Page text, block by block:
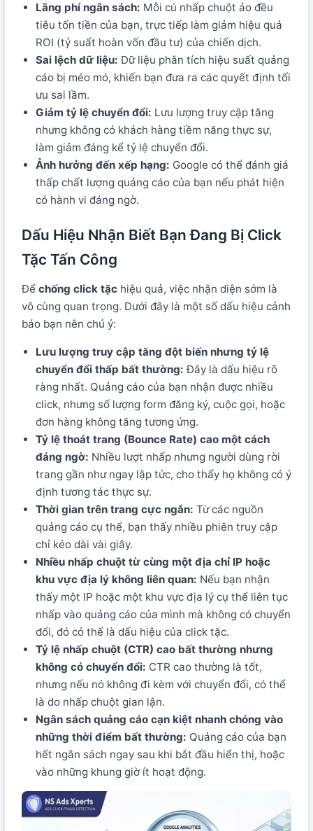
Lãng phí ngân sách: Mỗi cú nhấp chuột ảo đều
tiêu tốn tiền của bạn, trực tiếp làm giảm hiệu quả
ROI (tỷ suất hoàn vốn đầu tư) của chiến dịch.
Sai lệch dữ liệu: Dữ liệu phân tích hiệu suất quảng
cáo bị méo mó, khiến bạn đưa ra các quyết định tối
ưu sai lầm.
Giảm tỷ lệ chuyển đổi: Lưu lượng truy cập tăng
nhưng không có khách hàng tiềm năng thực sự,
làm giảm đáng kể tỷ lệ chuyển đổi.
Ảnh hưởng đến xếp hạng: Google có thể đánh giá
thấp chất lượng quảng cáo của bạn nếu phát hiện
có hành vi đáng ngờ.
Dấu Hiệu Nhận Biết Bạn Đang Bị Click
Tặc Tấn Công
Để chống click tặc hiệu quả, việc nhận diện sớm là
vô cùng quan trọng. Dưới đây là một số dấu hiệu cảnh
báo bạn nên chú ý:
Lưu lượng truy cập tăng đột biến nhưng tỷ lệ
chuyển đổi thấp bất thường: Đây là dấu hiệu rõ
ràng nhất. Quảng cáo của bạn nhận được nhiều
click, nhưng số lượng form đăng ký, cuộc gọi, hoặc
đơn hàng không tăng tương ứng.
Tỷ lệ thoát trang (Bounce Rate) cao một cách
đáng ngờ: Nhiều lượt nhấp nhưng người dùng rời
trang gần như ngay lập tức, cho thấy họ không có ý
định tương tác thực sự.
Thời gian trên trang cực ngắn: Từ các nguồn
quảng cáo cụ thể, bạn thấy nhiều phiên truy cập
chỉ kéo dài vài giây.
Nhiều nhấp chuột từ cùng một địa chỉ IP hoặc
khu vực địa lý không liên quan: Nếu bạn nhận
thấy một IP hoặc một khu vực địa lý cụ thể liên tục
nhấp vào quảng cáo của mình mà không có chuyển
đổi, đó có thể là dấu hiệu của click tặc.
Tỷ lệ nhấp chuột (CTR) cao bất thường nhưng
không có chuyển đổi: CTR cao thường là tốt,
nhưng nếu nó không đi kèm với chuyển đổi, có thể
là do nhấp chuột gian lận.
Ngân sách quảng cáo cạn kiệt nhanh chóng vào
những thời điểm bất thường: Quảng cáo của bạn
hết ngân sách ngay sau khi bắt đầu hiển thị, hoặc
vào những khung giờ ít hoạt động.